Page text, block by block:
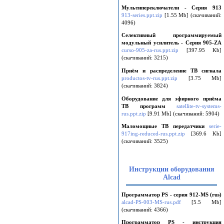
Мультипереключатели - Серия 913
913-series.ppt.zip [1.55 Mb] (cкачиваний:
4096)
Селективный программируемый
модульный усилитель - Серия 905-ZA
curso-905-za-rus.ppt.zip [397.95 Kb]
(cкачиваний: 3215)
Приём и распределение ТВ сигнала
productos-tv-rus.ppt.zip [3.75 Mb]
(cкачиваний: 3824)
Оборудование для эфирного приёма
ТВ программ satellite-tv-systems-
rus.ppt.zip [9.91 Mb] (cкачиваний: 5904)
Маломощные ТВ передатчики
serie-
917ing-reduced-rus.ppt.zip [369.6 Kb]
(cкачиваний: 3525)
Инструкции оборудования
Alcad
Программатор PS - серия 912-MS (rus)
alcad-PS-003-MS-rus.pdf [5.5 Mb]
(cкачиваний: 4366)
Программатор PS - инструкция